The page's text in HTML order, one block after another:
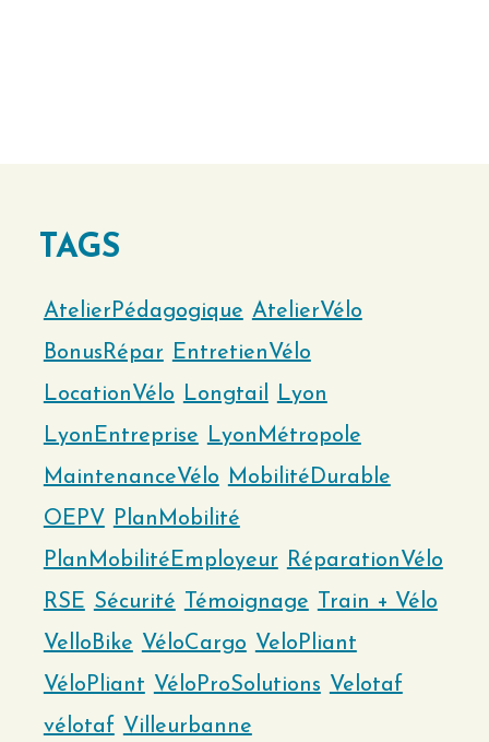
TAGS
AtelierPédagogique AtelierVélo
BonusRépar EntretienVélo
LocationVélo Longtail Lyon
LyonEntreprise LyonMétropole
MaintenanceVélo MobilitéDurable
OEPV PlanMobilité
PlanMobilitéEmployeur RéparationVélo
RSE Sécurité Témoignage
Train + Vélo
VelloBike VéloCargo VeloPliant
VéloPliant VéloProSolutions Velotaf
vélotaf Villeurbanne